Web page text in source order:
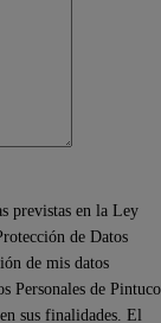
previstas en la Ley
de Datos
de mis datos
Personales de Pintuco
sus finalidades. El